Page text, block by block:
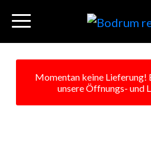
Momentan keine Lieferung!
unsere Öffnungs- und